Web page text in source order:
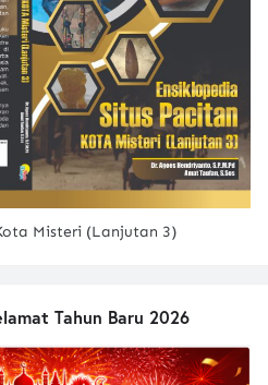
Misteri (Lanjutan 3)
Tahun Baru 2026